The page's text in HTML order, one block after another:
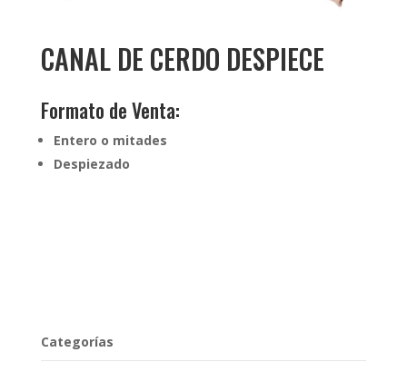
CANAL DE CERDO DESPIECE
Formato de Venta:
Entero o mitades
Despiezado
Categorías